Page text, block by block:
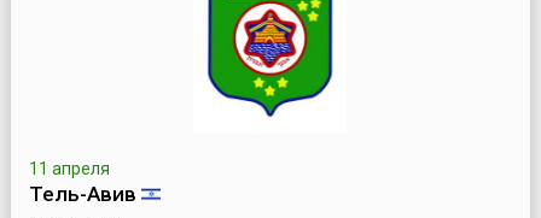
11 апреля
Тель-Авив